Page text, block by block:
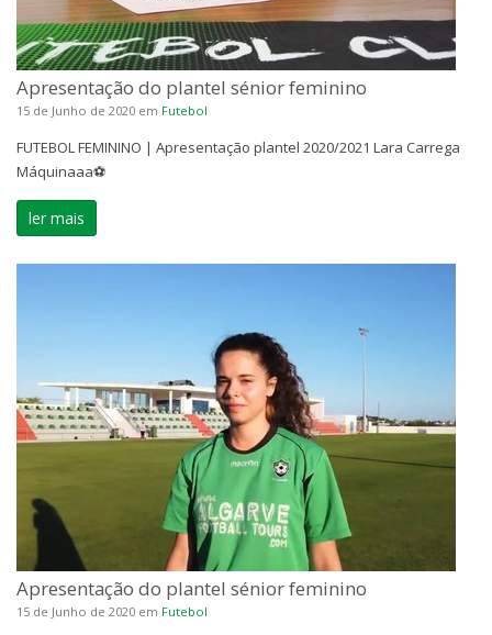
Apresentação do plantel sénior feminino
15 de Junho de 2020 em Futebol
FUTEBOL FEMININO | Apresentação plantel 2020/2021 Lara Carrega
Máquinaaa⚽️
ler mais
Apresentação do plantel sénior feminino
15 de Junho de 2020 em Futebol